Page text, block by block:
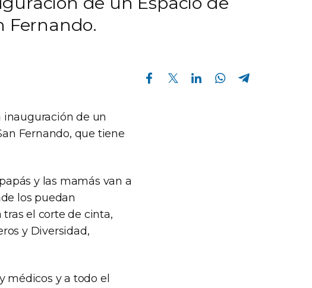
Fernando.
Compartir en Facebook Compartir en Twitter Compartir en Linkedin Compartir en Whatsapp
inauguración de un
Fernando, que tiene
y las mamás van a
los puedan
el corte de cinta,
y Diversidad,
médicos y a todo el